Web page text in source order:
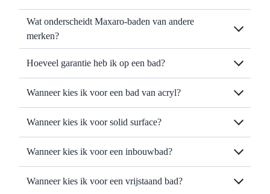
Wat onderscheidt Maxaro-baden van andere
merken?
Hoeveel garantie heb ik op een bad?
Wanneer kies ik voor een bad van acryl?
Wanneer kies ik voor solid surface?
Wanneer kies ik voor een inbouwbad?
Wanneer kies ik voor een vrijstaand bad?